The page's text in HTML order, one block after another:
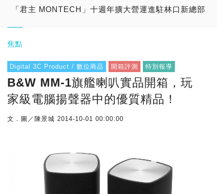
「君主 MONTECH」十週年擴大營運進駐林口新總部
焦點
Digital 3C Product / 數位商品 開箱評測 特別報導
B&W MM-1旗艦喇叭實品開箱，玩
家級電腦揚聲器中的優質精品！
文．圖／陳景城 2014-10-01 00:00:00